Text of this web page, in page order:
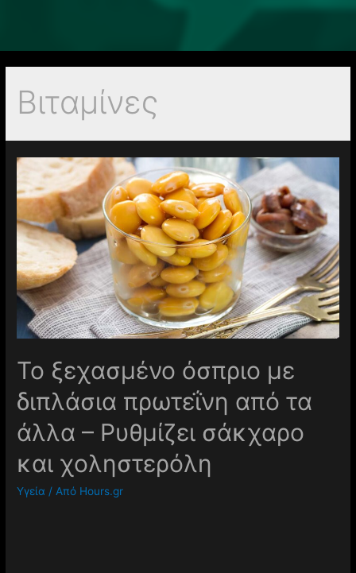
Βιταμίνες
Το ξεχασμένο όσπριο με
διπλάσια πρωτεΐνη από τα
άλλα – Ρυθμίζει σάκχαρο
και χοληστερόλη
Υγεία / Από Hours.gr